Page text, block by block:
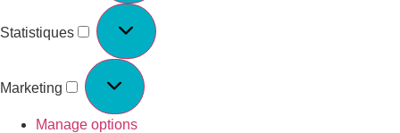
Statistiques
Marketing
Manage options